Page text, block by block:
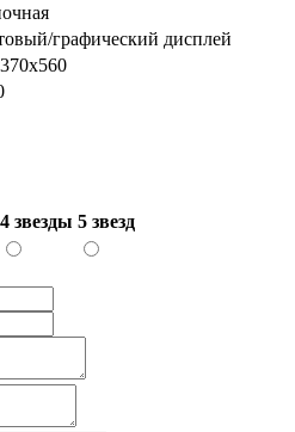
графический дисплей
4 звезды 5 звезд